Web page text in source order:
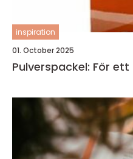
inspiration
01. October 2025
Pulverspackel: För